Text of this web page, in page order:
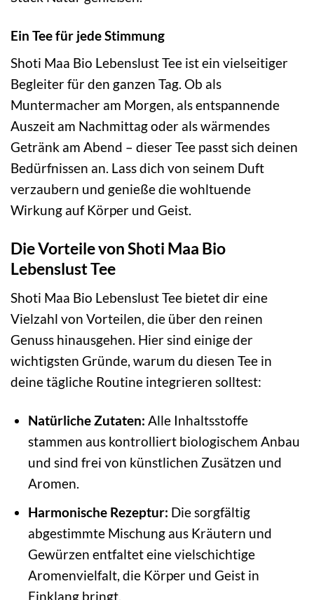
Ein Tee für jede Stimmung
Shoti Maa Bio Lebenslust Tee ist ein vielseitiger
Begleiter für den ganzen Tag. Ob als
Muntermacher am Morgen, als entspannende
Auszeit am Nachmittag oder als wärmendes
Getränk am Abend – dieser Tee passt sich deinen
Bedürfnissen an. Lass dich von seinem Duft
verzaubern und genieße die wohltuende
Wirkung auf Körper und Geist.
Die Vorteile von Shoti Maa Bio
Lebenslust Tee
Shoti Maa Bio Lebenslust Tee bietet dir eine
Vielzahl von Vorteilen, die über den reinen
Genuss hinausgehen. Hier sind einige der
wichtigsten Gründe, warum du diesen Tee in
deine tägliche Routine integrieren solltest:
Natürliche Zutaten: Alle Inhaltsstoffe
stammen aus kontrolliert biologischem Anbau
und sind frei von künstlichen Zusätzen und
Aromen.
Harmonische Rezeptur: Die sorgfältig
abgestimmte Mischung aus Kräutern und
Gewürzen entfaltet eine vielschichtige
Aromenvielfalt, die Körper und Geist in
Einklang bringt.